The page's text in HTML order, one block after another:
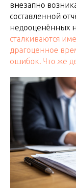
внезапно
составленной
недооценённых
сталкиваются
драгоценное
ошибок. Что же